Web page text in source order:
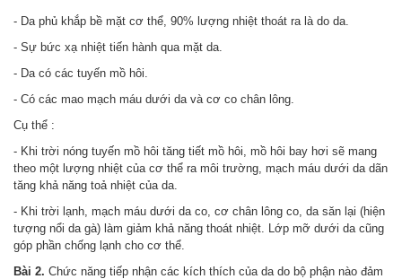
- Da phủ khắp bề mặt cơ thể, 90% lượng nhiệt thoát ra là do da.
- Sự bức xạ nhiệt tiến hành qua mặt da.
- Da có các tuyến mồ hôi.
- Có các mao mạch máu dưới da và cơ co chân lông.
Cụ thể :
- Khi trời nóng tuyến mồ hôi tăng tiết mồ hôi, mồ hôi bay hơi sẽ mang
theo một lượng nhiệt của cơ thể ra môi trường, mạch máu dưới da dãn
tăng khả năng toả nhiệt của da.
- Khi trời lạnh, mạch máu dưới da co, cơ chân lông co, da săn lại (hiện
tượng nổi da gà) làm giảm khả năng thoát nhiệt. Lớp mỡ dưới da cũng
góp phần chống lạnh cho cơ thể.
Bài 2. Chức năng tiếp nhận các kích thích của da do bộ phận nào đảm